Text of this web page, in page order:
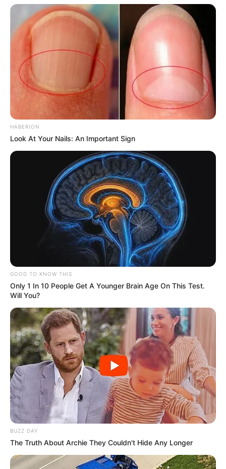
HABERION
Look At Your Nails: An Important Sign
GOOD TO KNOW THIS
Only 1 In 10 People Get A Younger Brain Age On This Test.
Will You?
BUZZ DAY
The Truth About Archie They Couldn't Hide Any Longer